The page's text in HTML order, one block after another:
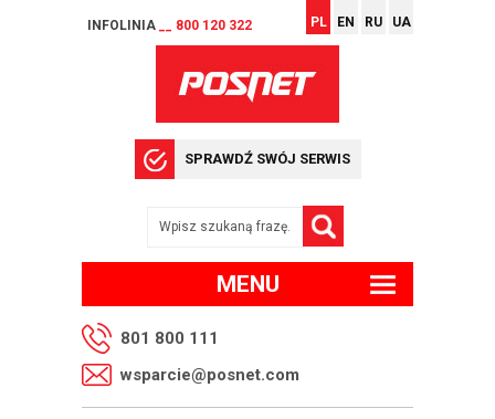
INFOLINIA __ 800 120 322 PL EN RU UA
SPRAWDŹ SWÓJ SERWIS
MENU
801 800 111
wsparcie@posnet.com